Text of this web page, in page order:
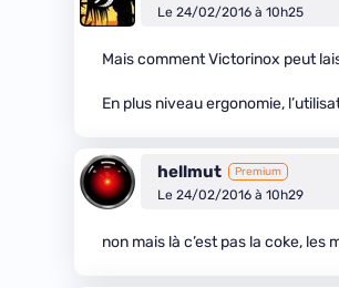
Le 24/02/2016 à 10h25
Mais comment Victorinox peut
En plus niveau ergonomie,
hellmut Premium
Le 24/02/2016 à 10h29
non mais là c’est pas la coke,